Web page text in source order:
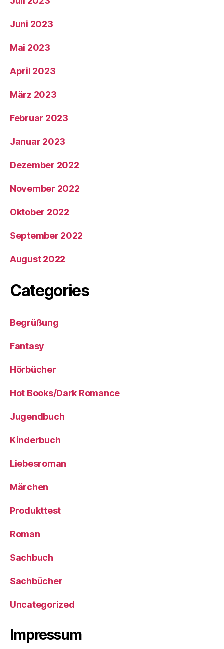
Juni 2023
Mai 2023
April 2023
März 2023
Februar 2023
Januar 2023
Dezember 2022
November 2022
Oktober 2022
September 2022
August 2022
Categories
Begrüßung
Fantasy
Hörbücher
Hot Books/Dark Romance
Jugendbuch
Kinderbuch
Liebesroman
Märchen
Produkttest
Roman
Sachbuch
Sachbücher
Uncategorized
Impressum